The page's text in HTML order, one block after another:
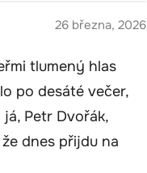
26 března, 2026
tlumený hlas
po desáté večer,
Petr Dvořák,
dnes přijdu na